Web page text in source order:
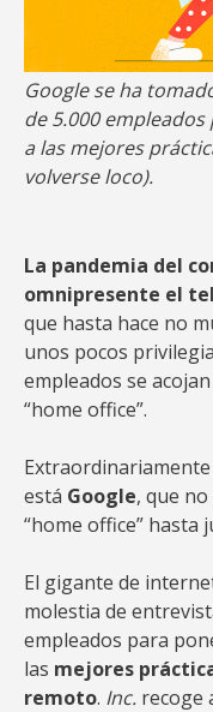
Google se ha
de 5.000
a las mejores
volverse loco).
La pandemia del
omnipresente el
que hasta hace no
unos pocos
empleados se
“home office”.
está Google, que
“home office” hasta
El gigante de
molestia de
empleados para
las mejores
remoto. Inc. recoge